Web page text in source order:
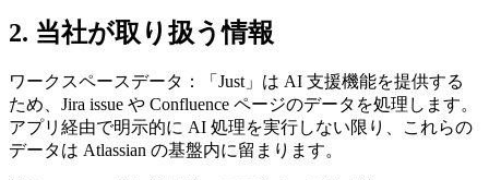
2. 当社が取り扱う情報
ワークスペースデータ：「Just」は AI 支援機能を提供する
ため、Jira issue や Confluence ページのデータを処理します。
アプリ経由で明示的に AI 処理を実行しない限り、これらの
データは Atlassian の基盤内に留まります。